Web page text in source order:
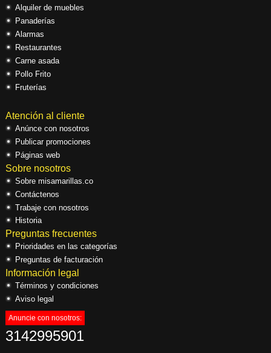
Alquiler de muebles
Panaderías
Alarmas
Restaurantes
Carne asada
Pollo Frito
Fruterías
Atención al cliente
Anúnce con nosotros
Publicar promociones
Páginas web
Sobre nosotros
Sobre misamarillas.co
Contáctenos
Trabaje con nosotros
Historia
Preguntas frecuentes
Prioridades en las categorías
Preguntas de facturación
Información legal
Términos y condiciones
Aviso legal
Anuncie con nosotros:
3142995901